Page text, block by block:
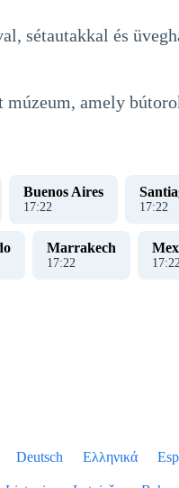
sétautakkal és
amely
Buenos Aires
17:22 17:22
Marrakech
17:22 17:
Deutsch Ελληνικά